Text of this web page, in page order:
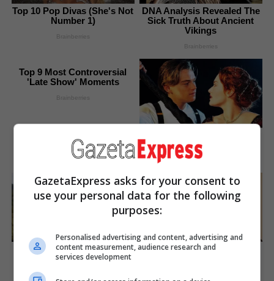
Top 10 Pop Divas (She's Not
Number 1)
Brainberries
DNA Analysis Revealed The
Sick Truth About Ancient
Vikings
Brainberries
Top 9 Most Controversial
'Late Show' Moments
Brainberries
Couples We'll Never Forget
Brainberries
Disney’s Live-Action Simba
Was Based On The Cutest
15 Things You Do Everyday
GazetaExpress asks for your consent to
use your personal data for the following
purposes:
Personalised advertising and content, advertising and
content measurement, audience research and
services development